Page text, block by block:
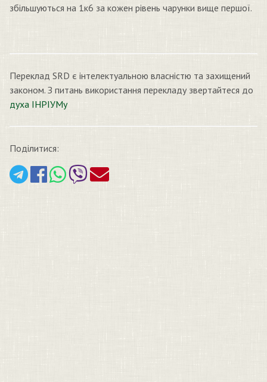
збільшуються на 1к6 за кожен рівень чарунки вище першої.
Переклад SRD є інтелектуальною власністю та захищений
законом. З питань використання перекладу звертайтеся до
духа ІНРІУМу
Поділитися: